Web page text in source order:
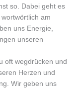
so. Dabei geht es
am
uns Energie,
unseren
oft wegdrücken und
Herzen und
Wir geben uns